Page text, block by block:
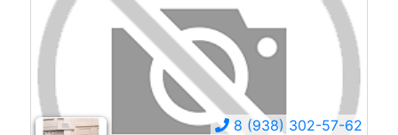
8 (938) 302-57-62